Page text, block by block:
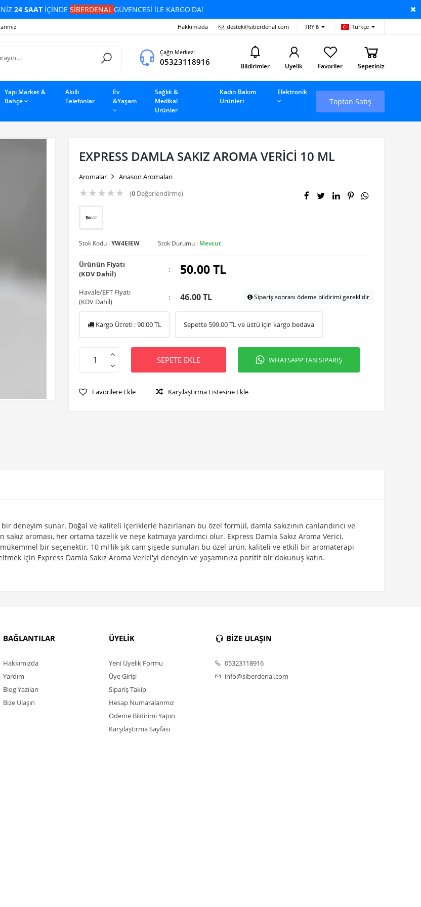
24 SAATİÇİNDE SİBERDENAL GÜVENCESİ İLE KARGO'DA!
Hakkımızda destek@siberdenal.com TRY ₺ Türkçe
Çağrı Merkezi
05323118916 Bildirimler Üyelik Favoriler Sepetiniz
Yapı Market &
Bahçe
Akıllı
Telefonlar
Ev
&Yaşam
Sağlık &
Medikal
Ürünler
Kadın Bakım
Ürünleri
Elektronik
Toptan Satış
EXPRESS DAMLA SAKIZ AROMA VERİCİ 10 ML
Aromalar Anason Aromaları
★★★★★ (0 Değerlendirme)
Stok Kodu :YW4EIEW Stok Durumu : Mevcut
Ürünün Fiyatı
(KDV Dahil)
: 50.00TL
Havale/EFT Fiyatı
(KDV Dahil)
: 46.00 TL Sipariş sonrası ödeme bildirimi gereklidir
Kargo Ücreti :90.00TL Sepette 599.00TL ve üstü için kargo bedava
SEPETE EKLE WHATSAPP'TAN SİPARİŞ
Favorilere Ekle Karşılaştırma Listesine Ekle
deneyim sunar. Doğal ve kaliteli içeriklerle hazırlanan bu özel formül, damla sakızının canlandırıcı ve
aroması, her ortama tazelik ve neşe katmaya yardımcı olur. Express Damla Sakız Aroma Verici,
bir seçenektir. 10 ml'lik şık cam şişede sunulan bu özel ürün, kaliteli ve etkili bir aromaterapi
için Express Damla Sakız Aroma Verici'yi deneyin ve yaşamınıza pozitif bir dokunuş katın.
BAĞLANTILAR
Hakkımızda
Yardım
Blog Yazıları
Bize Ulaşın
ÜYELİK
Yeni Üyelik Formu
Üye Girişi
Sipariş Takip
Hesap Numaralarımız
Ödeme Bildirimi Yapın
Karşılaştırma Sayfası
BİZE ULAŞIN
05323118916
info@siberdenal.com